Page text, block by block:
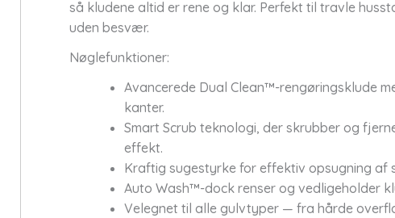
så kludene altid er rene og klar. Perfekt til travle
uden besvær.
Nøglefunktioner:
Avancerede Dual Clean™-rengøringsklude
kanter.
Smart Scrub teknologi, der skrubber og
effekt.
Kraftig sugestyrke for effektiv opsugning af
Auto Wash™-dock renser og vedligeholder
Velegnet til alle gulvtyper — fra hårde